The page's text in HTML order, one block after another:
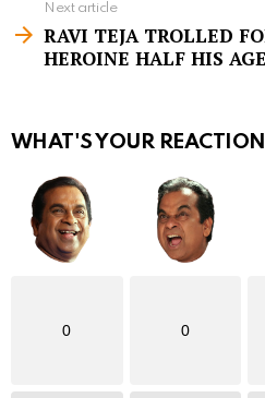
m
e
Next article
RAVI TEJA TROLLED
HEROINE HALF HIS
WHAT'S YOUR
0 0